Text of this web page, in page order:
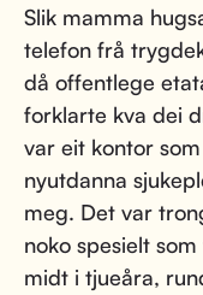
Slik mamma
telefon frå
då offentlege
forklarte kva dei
var eit kontor
nyutdanna
meg. Det var
noko spesielt
midt i tjueåra,